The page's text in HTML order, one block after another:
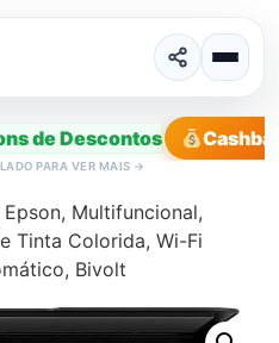
de Descontos
PARA VER MAIS →
Epson, Multifuncional,
Tinta Colorida, Wi-Fi
Bivolt